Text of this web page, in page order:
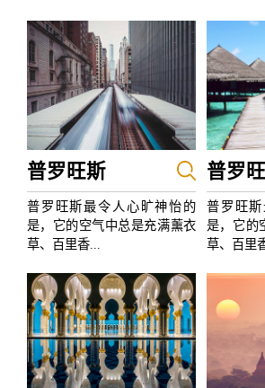
普罗旺斯
普罗旺斯最令人心旷神怡的
是，它的空气中总是充满薰衣
草、百里香...
普罗
普罗旺
是，它的
草、百里